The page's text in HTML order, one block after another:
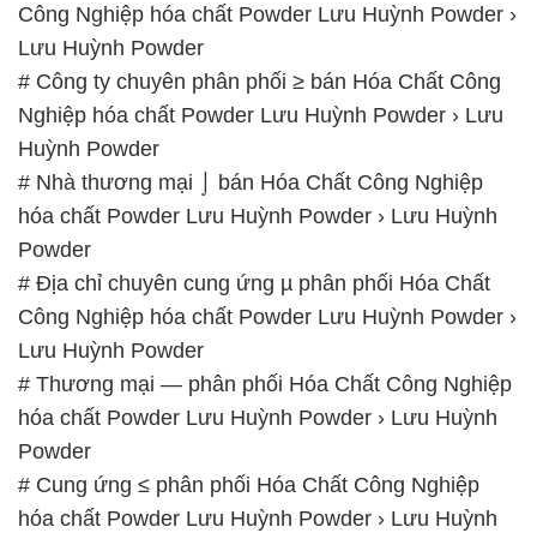
Công Nghiệp hóa chất Powder Lưu Huỳnh Powder ›
Lưu Huỳnh Powder
# Công ty chuyên phân phối ≥ bán Hóa Chất Công
Nghiệp hóa chất Powder Lưu Huỳnh Powder › Lưu
Huỳnh Powder
# Nhà thương mại ⌡ bán Hóa Chất Công Nghiệp
hóa chất Powder Lưu Huỳnh Powder › Lưu Huỳnh
Powder
# Địa chỉ chuyên cung ứng µ phân phối Hóa Chất
Công Nghiệp hóa chất Powder Lưu Huỳnh Powder ›
Lưu Huỳnh Powder
# Thương mại — phân phối Hóa Chất Công Nghiệp
hóa chất Powder Lưu Huỳnh Powder › Lưu Huỳnh
Powder
# Cung ứng ≤ phân phối Hóa Chất Công Nghiệp
hóa chất Powder Lưu Huỳnh Powder › Lưu Huỳnh